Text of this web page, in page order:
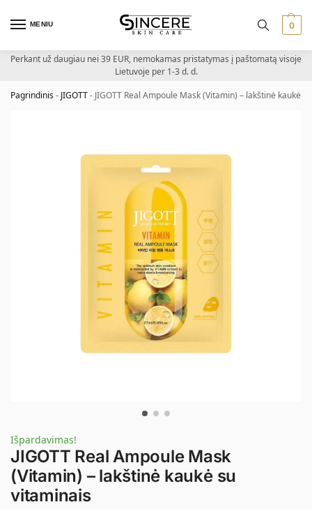
MENIU 0
Perkant už daugiau nei 39 EUR, nemokamas pristatymas į paštomatą visoje
Lietuvoje per 1-3 d. d.
Pagrindinis- JIGOTT- JIGOTT Real Ampoule Mask (Vitamin) – lakštinė kaukė
Išpardavimas!
JIGOTT Real Ampoule Mask
(Vitamin) – lakštinė kaukė su
vitaminais